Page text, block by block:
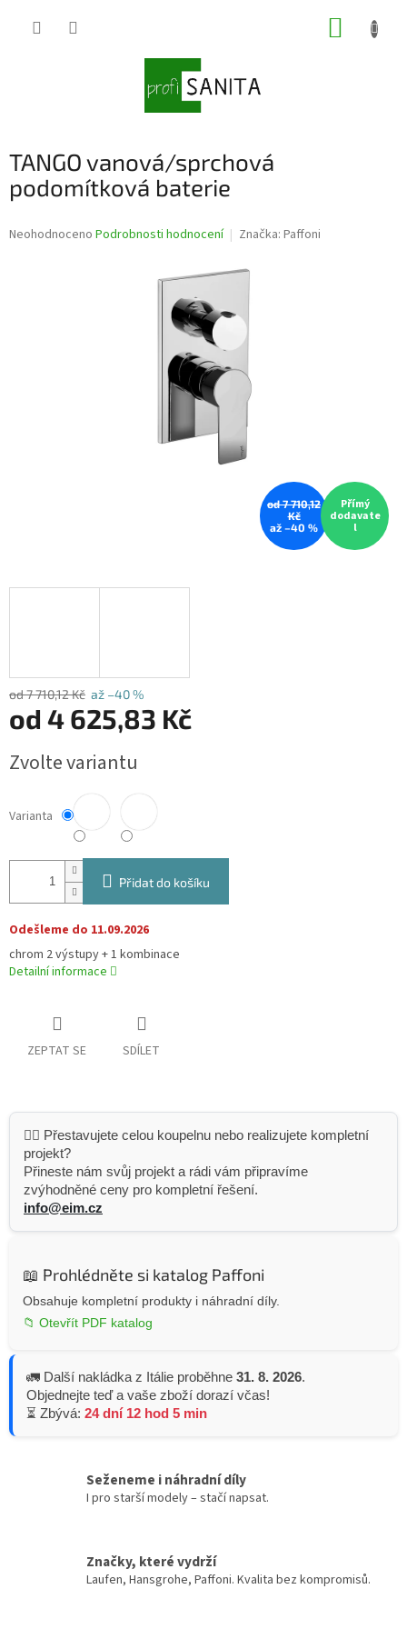
TANGO vanová/sprchová
podomítková baterie
Průměrné
Neohodnoceno Podrobnosti hodnocení Značka: Paffoni
od 7 710,12
Kč
až –40 %
Přímý
dodavate
l
od 7 710,12 Kč až –40 %
od 4 625,83 Kč
cena:
Zvolte variantu
Varianta
Přidat do košíku
Odešleme do 11.09.2026
chrom 2 výstupy + 1 kombinace
Detailní informace
ZEPTAT SE SDÍLET
👷‍♂️ Přestavujete celou koupelnu nebo realizujete kompletní
projekt?
Přineste nám svůj projekt a rádi vám připravíme
zvýhodněné ceny pro kompletní řešení.
info@eim.cz
📖 Prohlédněte si katalog Paffoni
Obsahuje kompletní produkty i náhradní díly.
📁 Otevřít PDF katalog
🚛 Další nakládka z Itálie proběhne 31. 8. 2026.
Objednejte teď a vaše zboží dorazí včas!
⏳ Zbývá: 24 dní 12 hod 5 min
Seženeme i náhradní díly
I pro starší modely – stačí napsat.
Značky, které vydrží
Laufen, Hansgrohe, Paffoni. Kvalita bez kompromisů.